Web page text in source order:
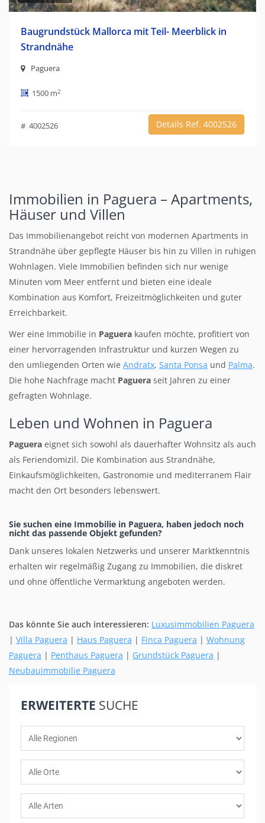
Baugrundstück Mallorca mit Teil- Meerblick in
Strandnähe
Paguera
1500 m2
# 4002526 Details Ref. 4002526
Immobilien in Paguera – Apartments,
Häuser und Villen
Das Immobilienangebot reicht von modernen Apartments in
Strandnähe über gepflegte Häuser bis hin zu Villen in ruhigen
Wohnlagen. Viele Immobilien befinden sich nur wenige
Minuten vom Meer entfernt und bieten eine ideale
Kombination aus Komfort, Freizeitmöglichkeiten und guter
Erreichbarkeit.
Wer eine Immobilie in Paguera kaufen möchte, profitiert von
einer hervorragenden Infrastruktur und kurzen Wegen zu
den umliegenden Orten wie Andratx, Santa Ponsa und Palma.
Die hohe Nachfrage macht Paguera seit Jahren zu einer
gefragten Wohnlage.
Leben und Wohnen in Paguera
Paguera eignet sich sowohl als dauerhafter Wohnsitz als auch
als Feriendomizil. Die Kombination aus Strandnähe,
Einkaufsmöglichkeiten, Gastronomie und mediterranem Flair
macht den Ort besonders lebenswert.
Sie suchen eine Immobilie in Paguera, haben jedoch noch
nicht das passende Objekt gefunden?
Dank unseres lokalen Netzwerks und unserer Marktkenntnis
erhalten wir regelmäßig Zugang zu Immobilien, die diskret
und ohne öffentliche Vermarktung angeboten werden.
Das könnte Sie auch interessieren: Luxusimmobilien Paguera
| Villa Paguera | Haus Paguera | Finca Paguera | Wohnung
Paguera | Penthaus Paguera | Grundstück Paguera |
Neubauimmobilie Paguera
ERWEITERTE SUCHE